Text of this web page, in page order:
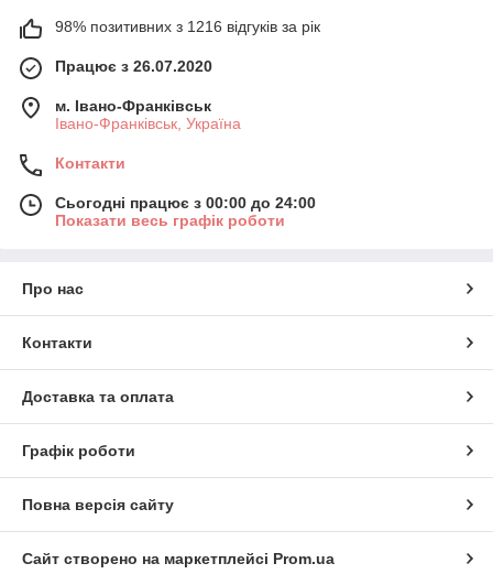
98% позитивних з 1216 відгуків за рік
Працює з 26.07.2020
м. Івано-Франківськ
Івано-Франківськ, Україна
Контакти
Сьогодні працює з 00:00 до 24:00
Показати весь графік роботи
Про нас
Контакти
Доставка та оплата
Графік роботи
Повна версія сайту
Сайт створено на маркетплейсі Prom.ua